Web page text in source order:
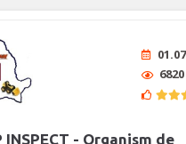
6820
INSPECT - Organism de